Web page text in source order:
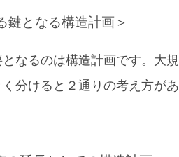
鍵となる構造計画＞
なるのは構造計画です。大
分けると２通りの考え方が